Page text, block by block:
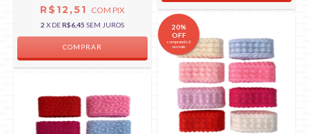
R$12,51 COM PIX
2 X DER$6,45 SEM JUROS
COMPRAR
20%
OFF
comprando 2
ou mais